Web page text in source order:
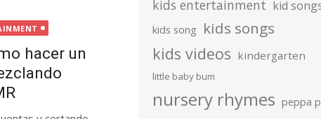
hacer un
kids entertainment kid
kids song kids songs
kids videos kindergarten
little baby bum
nursery rhymes peppa